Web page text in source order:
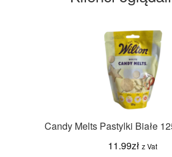
Candy Melts Pastylki Białe
11.99zł z Vat